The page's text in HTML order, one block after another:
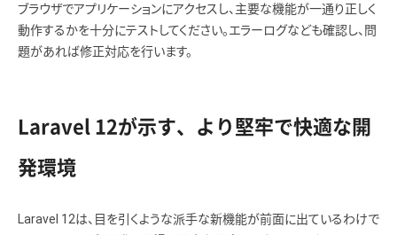
ブラウザでアプリケーションにアクセスし、主要な機能が一通り正しく
動作するかを十分にテストしてください。エラーログなども確認し、問
題があれば修正対応を行います。
Laravel 12が示す、より堅牢で快適な開
発環境
Laravel 12は、目を引くような派手な新機能が前面に出ているわけで